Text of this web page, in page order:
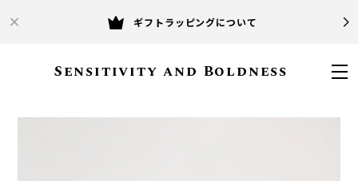
ギフトラッピングについて
Sensitivity and Boldness